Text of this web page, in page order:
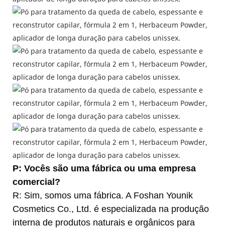
P: Vocês são uma fábrica ou uma empresa
comercial?
R: Sim, somos uma fábrica. A Foshan Younik
Cosmetics Co., Ltd. é especializada na produção
interna de produtos naturais e orgânicos para